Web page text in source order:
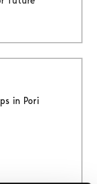
in Pori